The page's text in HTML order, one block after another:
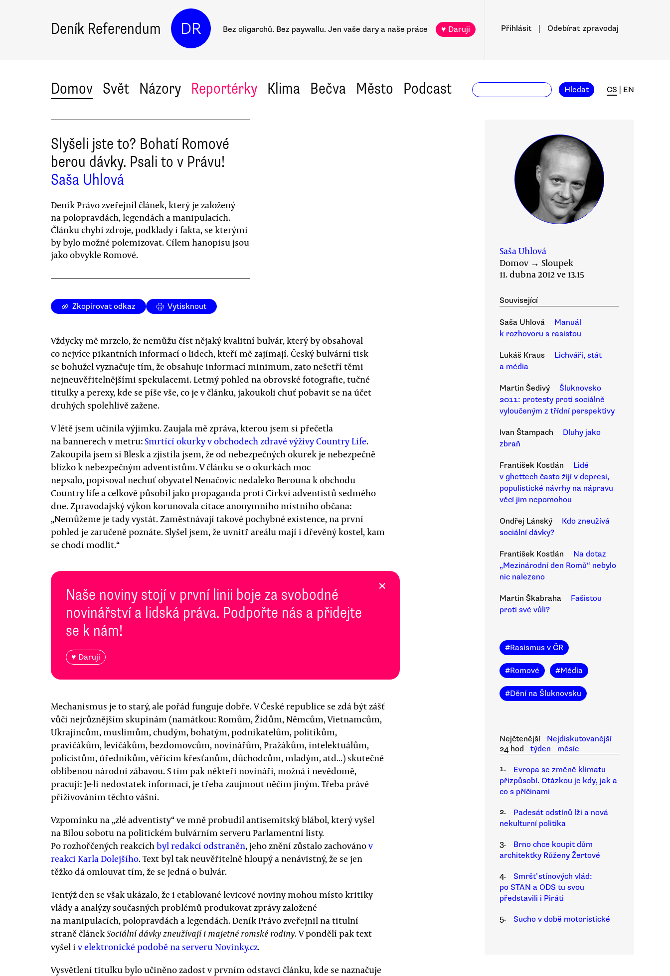
Deník Referendum DR Bez oligarchů. Bez paywallu. Jen vaše dary a naše práce ♥ Daruji Přihlásit Odebírat zpravodaj
Domov Svět Názory Reportérky Klima Bečva Město Podcast Hledat CS EN
Slyšeli jste to? Bohatí Romové
berou dávky. Psali to v Právu!
Saša Uhlová
Deník Právo zveřejnil článek, který je založený
na polopravdách, legendách a manipulacích.
Článku chybí zdroje, podklady i fakta, se kterými
by bylo možné polemizovat. Cílem hanopisu jsou
jako obvykle Romové.
Zkopírovat odkaz Vytisknout
Vždycky mě mrzelo, že nemůžu číst nějaký kvalitní bulvár, který by obsahoval
co nejvíce pikantních informací o lidech, kteří mě zajímají. Český bulvární tisk
se bohužel vyznačuje tím, že obsahuje informací minimum, zato nešetří těmi
nejneuvěřitelnějšími spekulacemi. Letmý pohled na obrovské fotografie, tučné
titulky a perexy, kde se píše vše, co je v článku, jakoukoli chuť pobavit se na účet
druhých spolehlivě zažene.
V létě jsem učinila výjimku. Zaujala mě zpráva, kterou jsem si přečetla
na bannerech v metru:Smrtící okurky v obchodech zdravé výživy Country Life.
Zakoupila jsem si Blesk a zjistila jsem, že od nebezpečných okurek je nebezpečně
blízko k nebezpečným adventistům. V článku se o okurkách moc
nepsalo, popisoval nechuť obyvatel Nenačovic nedaleko Berouna k obchodu
Country life a celkově působil jako propaganda proti Církvi adventistů sedmého
dne. Zpravodajský výkon korunovala citace anonymního místního občana:
„Nemůžeme je tady vystát. Zaměstnávají takové pochybné existence, na první
pohled je zaručeně poznáte. Slyšel jsem, že uvnitř areálu mají i dřevěný kostel, kam
se chodí modlit.“
Naše noviny stojí v první linii boje za svobodné
novinářství a lidská práva. Podpořte nás a přidejte
se k nám!
♥ Daruji
×
Mechanismus je to starý, ale pořád funguje dobře. V České republice se zdá být zášť
vůči nejrůznějším skupinám (namátkou: Romům, Židům, Němcům, Vietnamcům,
Ukrajincům, muslimům, chudým, bohatým, podnikatelům, politikům,
pravičákům, levičákům, bezdomovcům, novinářům, Pražákům, intelektuálům,
policistům, úředníkům, věřícím křesťanům, důchodcům, mladým, atd...) skutečně
oblíbenou národní zábavou. S tím pak někteří novináři, možná i nevědomě,
pracují: Je-li nedostatek informací, je třeba zaujmout něčím jiným. Třeba právě
přiživováním těchto vášní.
Vzpomínku na „zlé adventisty“ ve mně probudil antisemitský blábol, který vyšel
na Bílou sobotu na politickém bulvárním serveru Parlamentní listy.
Po rozhořčených reakcíchbyl redakcí odstraněn, jeho znění zůstalo zachovánov
reakci Karla Dolejšího. Text byl tak neuvěřitelně hloupý a nenávistný, že se jen
těžko dá omlouvat tím, že se jedná o bulvár.
Tentýž den se však ukázalo, že i etablované levicové noviny mohou místo kritiky
vlády a analýzy současných problémů produkovat zprávy založené
na manipulacích, polopravdách a legendách. Deník Právo zveřejnil na titulní
straně článekSociální dávky zneužívají i majetné romské rodiny. V pondělí pak text
vyšel i v elektronické podobě na serveru Novinky.cz.
Vysvětlení titulku bylo učiněno zadost v prvním odstavci článku, kde se naznačuje
Saša Uhlová
Domov → Sloupek
11. dubna 2012 ve 13.15
Související
Saša Uhlová
Manuál
k rozhovoru s rasistou
Lukáš Kraus
Lichváři, stát
a média
Martin Šedivý
Šluknovsko
2011: protesty proti sociálně
vyloučeným z třídní perspektivy
Ivan Štampach
Dluhy jako
zbraň
František Kostlán
Lidé
v ghettech často žijí v depresi,
populistické návrhy na nápravu
věcí jim nepomohou
Ondřej Lánský
Kdo zneužívá
sociální dávky?
František Kostlán
Na dotaz
„Mezinárodní den Romů“ nebylo
nic nalezeno
Martin Škabraha
Fašistou
proti své vůli?
#Rasismus v ČR
#Romové #Média
#Dění na Šluknovsku
Nejčtenější
Nejdiskutovanější
24 hod
týden
měsíc
1.
Evropa se změně klimatu
přizpůsobí. Otázkou je kdy, jak a
co s příčinami
2.
Padesát odstínů lži a nová
nekulturní politika
3.
Brno chce koupit dům
architektky Růženy Žertové
4.
Smršť stínových vlád:
po STAN a ODS tu svou
představili i Piráti
5.
Sucho v době motoristické